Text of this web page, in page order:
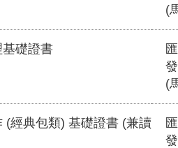
(
礎證書
(
(經典包類) 基礎證書 (兼讀